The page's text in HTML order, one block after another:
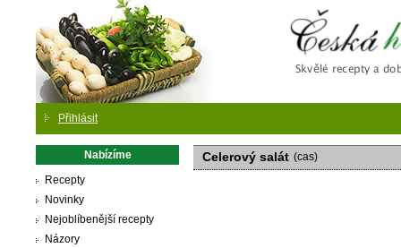
Přihlásit
Nabízíme
Recepty
Novinky
Nejoblíbenější recepty
Názory
Celerový salát (cas)